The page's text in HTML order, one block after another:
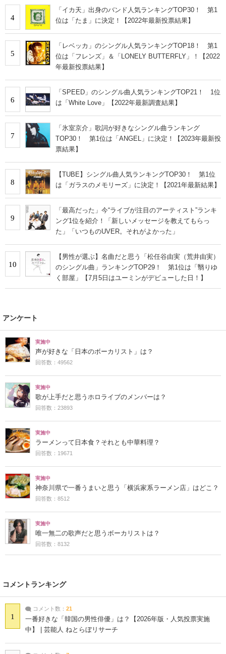
4
「イカ天」出身のバンド人気ランキングTOP30！ 第1
位は「たま」に決定！【2022年最新投票結果】
5
「レベッカ」のシングル人気ランキングTOP18！ 第1
位は「フレンズ」＆「LONELY BUTTERFLY」！【2022
年最新投票結果】
6
「SPEED」のシングル曲人気ランキングTOP21！ 1位
は「White Love」【2022年最新調査結果】
7
「氷室京介」歌詞が好きなシングル曲ランキング
TOP30！ 第1位は「ANGEL」に決定！【2023年最新投
票結果】
8
【TUBE】シングル曲人気ランキングTOP30！ 第1位
は「ガラスのメモリーズ」に決定！【2021年最新結果】
9
「最高だった」今“ライブが注目のアーティスト”ランキ
ング1位を紹介！「新しいメッセージを教えてもらっ
た」「いつものUVER。それがよかった」
10
【男性が選ぶ】名曲だと思う「松任谷由実（荒井由実）
のシングル曲」ランキングTOP29！ 第1位は「翳りゆ
く部屋」【7月5日はユーミンがデビューした日！】
アンケート
実施中
声が好きな「日本のボーカリスト」は？
回答数：49562
実施中
歌が上手だと思うホロライブのメンバーは？
回答数：23893
実施中
ラーメンって日本食？それとも中華料理？
回答数：19671
実施中
神奈川県で一番うまいと思う「横浜家系ラーメン店」はどこ？
回答数：8512
実施中
唯一無二の歌声だと思うボーカリストは？
回答数：8132
コメントランキング
1
コメント数： 21
一番好きな「韓国の男性俳優」は？【2026年版・人気投票実施
中】 | 芸能人 ねとらぼリサーチ